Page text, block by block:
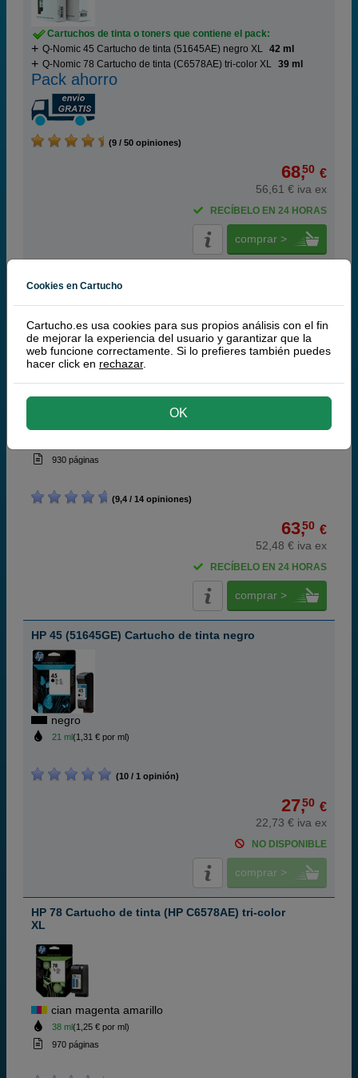
Cartuchos de tinta o toners que contiene el pack:
Q-Nomic 45 Cartucho de tinta (51645AE) negro XL 42 ml
Q-Nomic 78 Cartucho de tinta (C6578AE) tri-color XL 39 ml
Pack ahorro
(9 / 50 opiniones)
68,50 €
56,61 € iva ex
RECÍBELO EN 24 HORAS
comprar >
HP
100% Cartuchos Originales HP
HP 45 Cartucho de tinta negro XL (HP 51645AE)
930 páginas
(9,4 / 14 opiniones)
63,50 €
52,48 € iva ex
RECÍBELO EN 24 HORAS
comprar >
HP 45 (51645GE) Cartucho de tinta negro
negro
21 ml(1,31 € por ml)
(10 / 1 opinión)
27,50 €
22,73 € iva ex
NO DISPONIBLE
comprar >
HP 78 Cartucho de tinta (HP C6578AE) tri-color
XL
cian magenta amarillo
38 ml(1,25 € por ml)
970 páginas
Cookies en Cartucho
Cartucho.es usa cookies para sus propios análisis con el fin
de mejorar la experiencia del usuario y garantizar que la
web funcione correctamente. Si lo prefieres también puedes
hacer click en rechazar.
OK